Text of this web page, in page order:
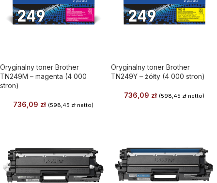
Oryginalny toner Brother
TN249M – magenta (4 000
stron)
736,09 zł (598,45 złnetto)
Oryginalny toner Brother
TN249Y – żółty (4 000 stron)
736,09 zł (598,45 złnetto)